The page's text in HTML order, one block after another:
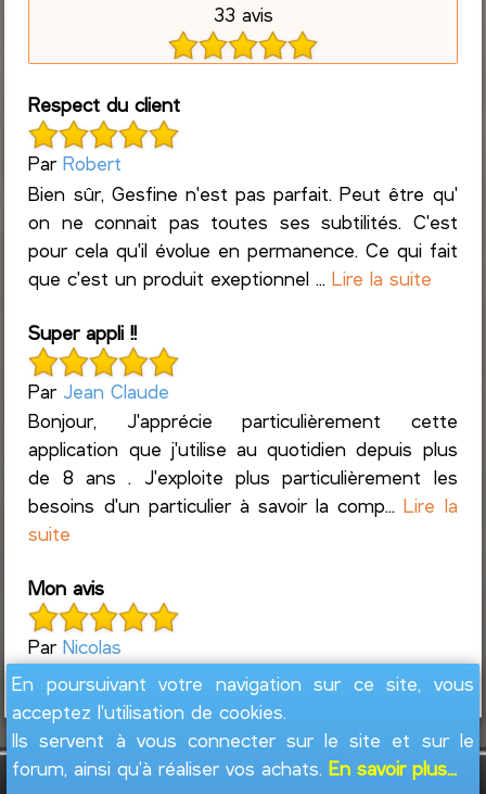
33 avis
Respect du client
ParRobert
Bien sûr, Gesfine n'est pas parfait. Peut être qu'
on ne connait pas toutes ses subtilités. C'est
pour cela qu'il évolue en permanence. Ce qui fait
que c'est un produit exeptionnel ...Lire la suite
Super appli !!
Par Jean Claude
Bonjour, J'apprécie particulièrement cette
application que j'utilise au quotidien depuis plus
de 8 ans . J'exploite plus particulièrement les
besoins d'un particulier à savoir la comp...Lire la
suite
Mon avis
ParNicolas
Trop bien :)
En poursuivant votre navigation sur ce site, vous
acceptez l'utilisation de cookies.
Ils servent à vous connecter sur le site et sur le
forum, ainsi qu'à réaliser vos achats.En savoir plus...
GesFine - Copyright © 2008 - 2026Jacques